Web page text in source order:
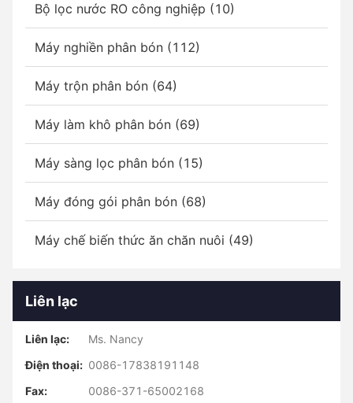
Bộ lọc nước RO công nghiệp (10)
Máy nghiền phân bón (112)
Máy trộn phân bón (64)
Máy làm khô phân bón (69)
Máy sàng lọc phân bón (15)
Máy đóng gói phân bón (68)
Máy chế biến thức ăn chăn nuôi (49)
Liên lạc
Liên lạc:
Ms. Nancy
Điện thoại: 0086-17838191148
Fax:
0086-371-65002168